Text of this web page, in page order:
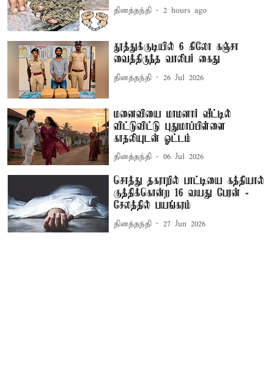
தினத்தந்தி 2 hours ago
தூத்துக்குடியில் 6 கிலோ கஞ்சா
வைத்திருந்த வாலிபர் கைது
தினத்தந்தி 26 Jul 2026
மனைவியை மாமனார் வீட்டில்
விட்டுவிட்டு புதுமாப்பிள்ளை
காதலியுடன் ஓட்டம்
தினத்தந்தி 06 Jul 2026
சொத்து தகராறில் பாட்டியை கத்தியால்
குத்திக்கொன்ற 16 வயது பேரன் -
சேலத்தில் பயங்கரம்
தினத்தந்தி 27 Jun 2026